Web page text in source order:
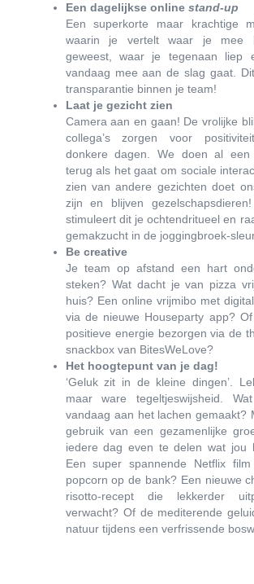
Een dagelijkse online stand-up
Een superkorte maar krachtige
waarin je vertelt waar je mee
geweest, waar je tegenaan liep
vandaag mee aan de slag gaat.
transparantie binnen je team!
Laat je gezicht zien
Camera aan en gaan! De vrolijke
collega’s zorgen voor
donkere dagen. We doen al een
terug als het gaat om sociale
zien van andere gezichten doet
zijn en blijven
stimuleert dit je ochtendritueel en
gemakzucht in de joggingbroek-
Be creative
Je team op afstand een hart
steken? Wat dacht je van pizza
huis? Een online vrijmibo met
via de nieuwe Houseparty app?
positieve energie bezorgen via de
snackbox van BitesWeLove?
Het hoogtepunt van je dag!
‘Geluk zit in de kleine dingen’.
maar ware tegeltjeswijsheid.
vandaag aan het lachen gemaakt?
gebruik van een gezamenlijke
iedere dag even te delen wat jou
Een super spannende Netflix
popcorn op de bank? Een nieuwe
risotto-recept die lekkerder
verwacht? Of de mediterende
natuur tijdens een verfrissende